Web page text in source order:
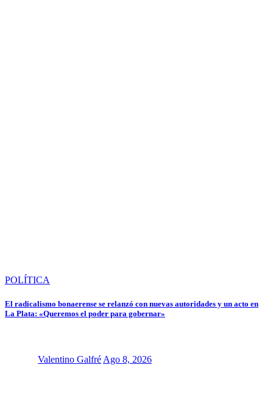
POLÍTICA
El radicalismo bonaerense se relanzó con nuevas autoridades y un acto en
La Plata: «Queremos el poder para gobernar»
Valentino Galfré Ago 8, 2026